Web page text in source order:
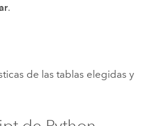
.
de las tablas elegidas y